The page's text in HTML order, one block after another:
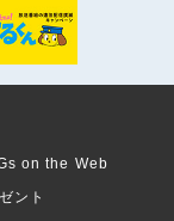
on the Web
ント